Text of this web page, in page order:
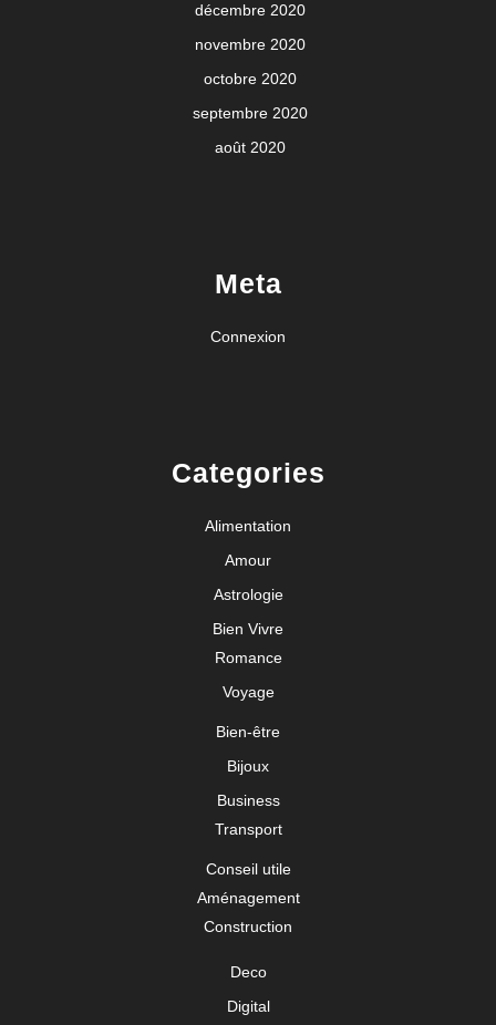
décembre 2020
novembre 2020
octobre 2020
septembre 2020
août 2020
Meta
Connexion
Categories
Alimentation
Amour
Astrologie
Bien Vivre
Romance
Voyage
Bien-être
Bijoux
Business
Transport
Conseil utile
Aménagement
Construction
Deco
Digital